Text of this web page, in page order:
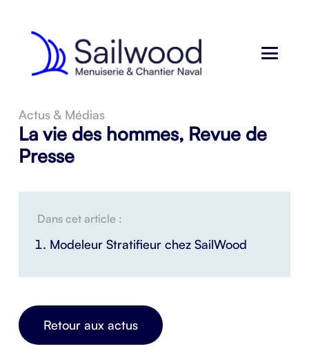
Actus & Médias
La vie des hommes, Revue de
Presse
Dans cet article :
Modeleur Stratifieur chez SailWood
Retour aux actus